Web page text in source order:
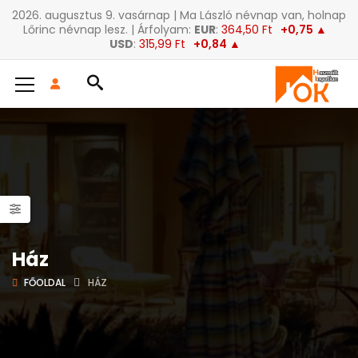
2026. augusztus 9. vasárnap | Ma László névnap van, holnap
Lőrinc névnap lesz. | Árfolyam: EUR: 364,50 Ft +0,75 ▲
USD: 315,99 Ft +0,84 ▲
Ház
FŐOLDAL HÁZ